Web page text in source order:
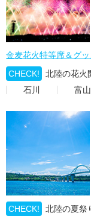
金麦花火特等席＆グ
CHECK!
北陸の花火
石川
富山
CHECK!
北陸の夏祭